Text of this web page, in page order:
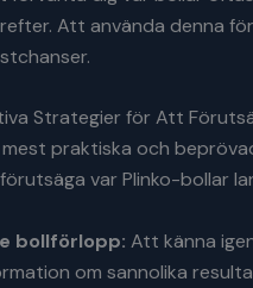
Att använda denna
Strategier för Att
praktiska och
var Plinko-bollar
bollförlopp: Att känna
om sannolika